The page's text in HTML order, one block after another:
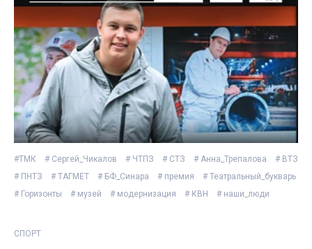
#ТМК # Сергей_Чикалов # ЧТПЗ # СТЗ # Анна_Трепалова
# ВТЗ
# ПНТЗ
# ТАГМЕТ # БФ_Синара # премия
# Театральный_букварь
# Горизонты
# музей # модернизация # КВН # наши_люди
СПОРТ